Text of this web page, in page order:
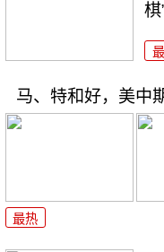
棋
马、特和好，美中
最热